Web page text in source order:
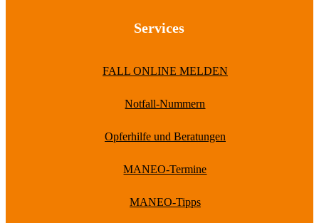
Services
FALL ONLINE MELDEN
Notfall-Nummern
Opferhilfe und Beratungen
MANEO-Termine
MANEO-Tipps